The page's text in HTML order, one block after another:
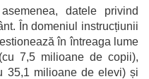
datele privind
În domeniul instrucțiunii
în întreaga lume
7,5 milioane de copii),
35,1 milioane de elevi) și